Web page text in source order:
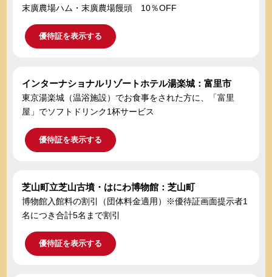
末廣農場ハム・末廣農場饅頭 10％OFF
優待証を表示する
インターナショナルリゾートホテル湯楽城：富里市
東京湯楽城（温浴施設）でお食事をされた方に、「富里
屋」でソフトドリンク1杯サービス
優待証を表示する
芝山町立芝山古墳・はにわ博物館：芝山町
博物館入館料の割引（団体料金適用）※優待証画面提示者1
名につき合計5名まで割引
優待証を表示する